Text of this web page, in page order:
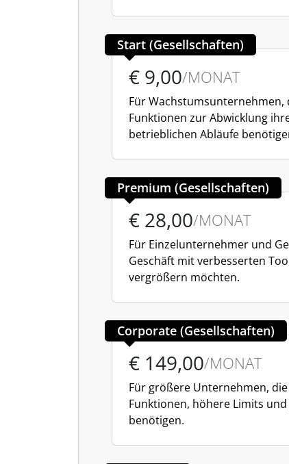
Start (Gesellschaften)
€ 9,00/MONAT
Für Wachstumsunternehmen,
Funktionen zur Abwicklung
betrieblichen Abläufe
Premium (Gesellschaften)
€ 28,00/MONAT
Für Einzelunternehmer und
Geschäft mit verbesserten
vergrößern möchten.
Corporate (Gesellschaften)
€ 149,00/MONAT
Für größere Unternehmen,
Funktionen, höhere Limits
benötigen.